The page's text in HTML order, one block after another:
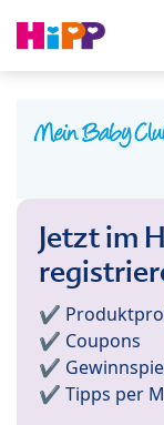
Jetzt im
✔️
✔️ Coupons
✔️
✔️ Tipps per